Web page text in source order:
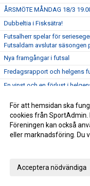
ÅRSMÖTE MÅNDAG 18/3
Dubbeltia i Fisksätra!
Futsalherr spelar för
Futsaldam avslutar säsongen
Nya framgångar i futsal
Fredagsrapport och helgens
En vinst och en förlust i
Rågsveds IF VÅRCUP 2019
Helgens dubbel i futsal!
Vinst i seriefinal för herrfutsal
För att hemsidan ska
cookies från SportAdmin.
Föreningen kan också
eller marknadsföring. Du
Acceptera nödvändiga